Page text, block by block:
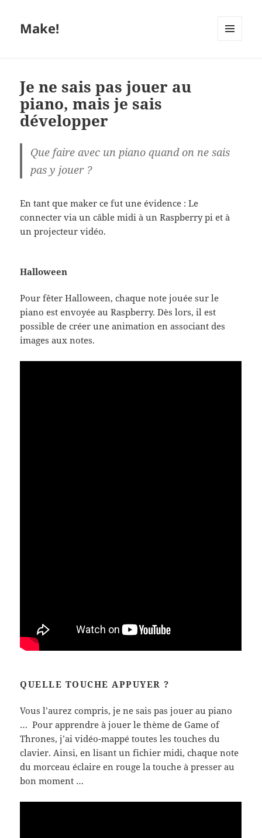
Make!
Je ne sais pas jouer au
piano, mais je sais
développer
Que faire avec un piano quand on ne sais
pas y jouer ?
En tant que maker ce fut une évidence : Le
connecter via un câble midi à un Raspberry pi et à
un projecteur vidéo.
Halloween
Pour fêter Halloween, chaque note jouée sur le
piano est envoyée au Raspberry. Dès lors, il est
possible de créer une animation en associant des
images aux notes.
QUELLE TOUCHE APPUYER ?
Vous l’aurez compris, je ne sais pas jouer au piano
… Pour apprendre à jouer le thème de Game of
Thrones, j’ai vidéo-mappé toutes les touches du
clavier. Ainsi, en lisant un fichier midi, chaque note
du morceau éclaire en rouge la touche à presser au
bon moment …